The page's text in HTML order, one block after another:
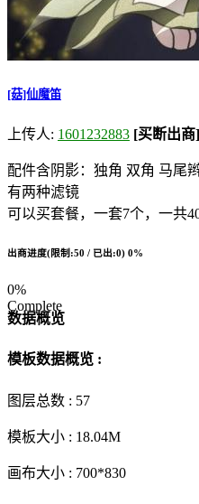
[菇]仙魔笛
上传人: 1601232883 [买断出商]
配件含阴影：独角 双角 马尾
有两种滤镜
可以买套餐，一套7个，一共
出商进度(限制:50 / 已出:0) 0%
0%
Complete
数据概览
模板数据概览 :
图层总数 : 57
模板大小 : 18.04M
画布大小 : 700*830